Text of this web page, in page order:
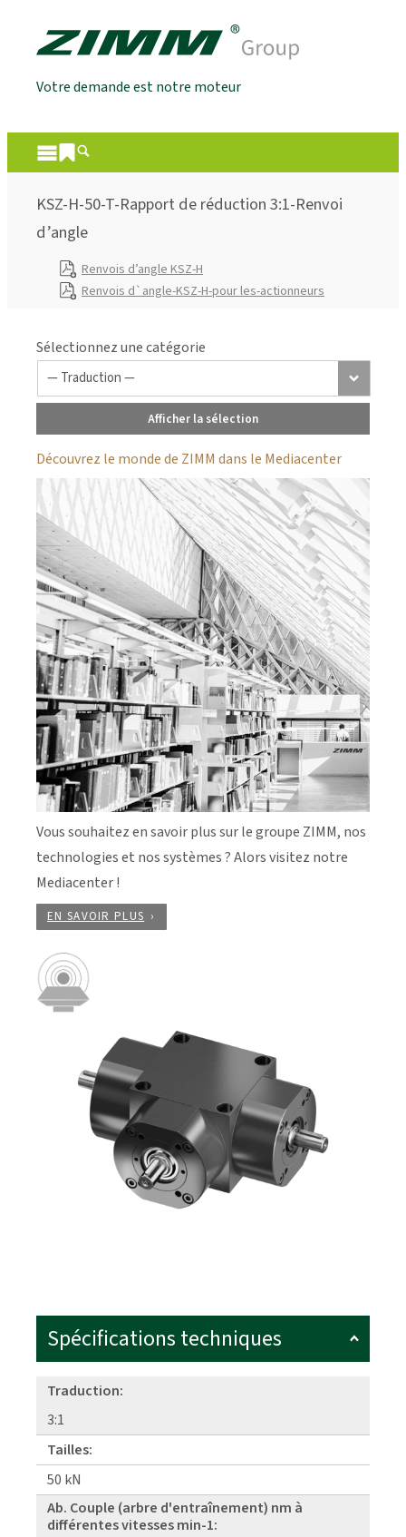
Votre demande est notre moteur
KSZ-H-50-T-Rapport de réduction 3:1-Renvoi
d’angle
Renvois d’angle KSZ-H
Renvois d`angle-KSZ-H-pour les-actionneurs
Sélectionnez une catégorie
Afficher la sélection
Découvrez le monde de ZIMM dans le Mediacenter
Vous souhaitez en savoir plus sur le groupe ZIMM, nos
technologies et nos systèmes ? Alors visitez notre
Mediacenter !
EN SAVOIR PLUS
Spécifications techniques
Traduction:
3:1
Tailles:
50 kN
Ab. Couple (arbre d'entraînement) nm à
différentes vitesses min-1: